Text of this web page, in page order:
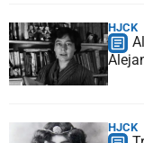
HJCK
HJCK